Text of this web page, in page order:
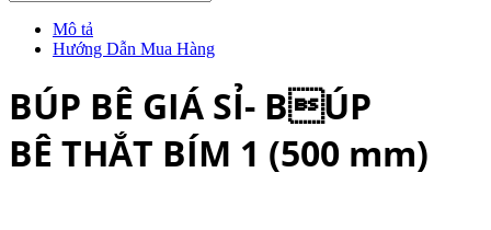
Mô tả
Hướng Dẫn Mua Hàng
BÚP BÊ GIÁ SỈ- BÚP
BÊ THẮT BÍM 1 (500 mm)